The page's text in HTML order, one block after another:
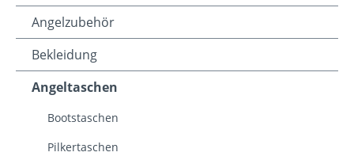
Angelzubehör
Bekleidung
Angeltaschen
Bootstaschen
Pilkertaschen